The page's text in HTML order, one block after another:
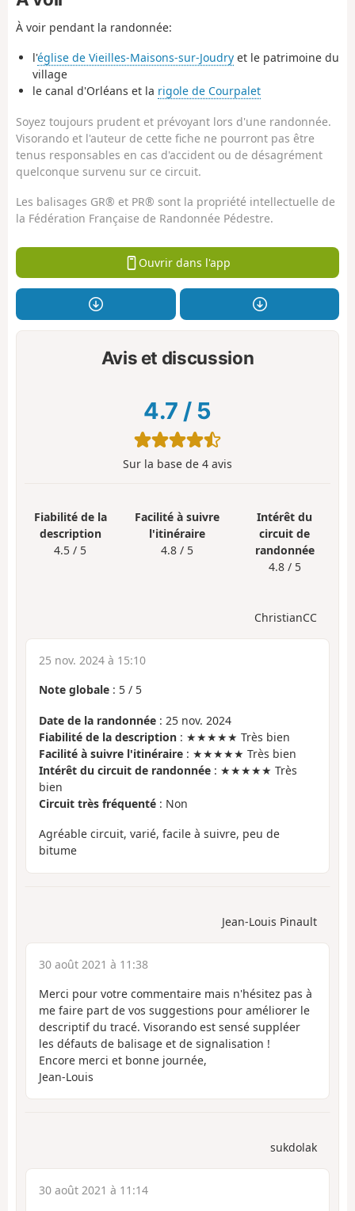
À voir pendant la randonnée:
l'église de Vieilles-Maisons-sur-Joudry et le patrimoine du
village
le canal d'Orléans et la rigole de Courpalet
Soyez toujours prudent et prévoyant lors d'une randonnée.
Visorando et l'auteur de cette fiche ne pourront pas être
tenus responsables en cas d'accident ou de désagrément
quelconque survenu sur ce circuit.
Les balisages GR® et PR® sont la propriété intellectuelle de
la Fédération Française de Randonnée Pédestre.
Ouvrir dans l'app
Avis et discussion
4.7 / 5
Sur la base de 4 avis
Fiabilité de la
description
4.5 / 5
Facilité à suivre
l'itinéraire
4.8 / 5
Intérêt du
circuit de
randonnée
4.8 / 5
ChristianCC
25 nov. 2024 à 15:10
Note globale : 5 / 5
Date de la randonnée : 25 nov. 2024
Fiabilité de la description : ★★★★★ Très bien
Facilité à suivre l'itinéraire : ★★★★★ Très bien
Intérêt du circuit de randonnée : ★★★★★ Très
bien
Circuit très fréquenté : Non
Agréable circuit, varié, facile à suivre, peu de
bitume
Jean-Louis Pinault
30 août 2021 à 11:38
Merci pour votre commentaire mais n'hésitez pas à
me faire part de vos suggestions pour améliorer le
descriptif du tracé. Visorando est sensé suppléer
les défauts de balisage et de signalisation !
Encore merci et bonne journée,
Jean-Louis
sukdolak
30 août 2021 à 11:14